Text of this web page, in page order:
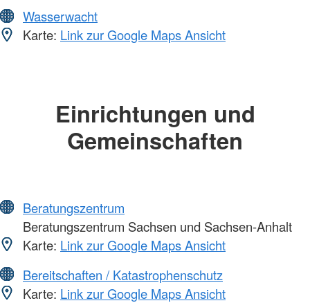
Wasserwacht
Karte: Link zur Google Maps Ansicht
Einrichtungen und
Gemeinschaften
Beratungszentrum
Beratungszentrum Sachsen und Sachsen-Anhalt
Karte: Link zur Google Maps Ansicht
Bereitschaften / Katastrophenschutz
Karte: Link zur Google Maps Ansicht